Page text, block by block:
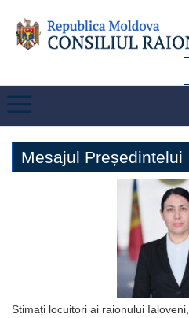
Mesajul Președintelui
Stimați locuitori ai raionului Ialoveni,